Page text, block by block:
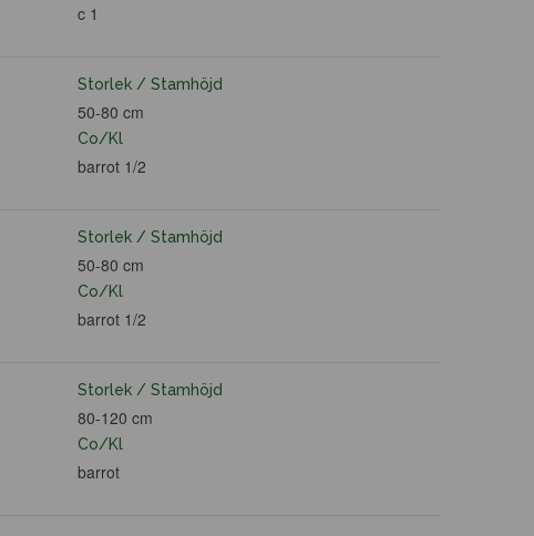
c 1
Storlek / Stamhöjd
50-80 cm
Co/Kl
barrot 1/2
Storlek / Stamhöjd
50-80 cm
Co/Kl
barrot 1/2
Storlek / Stamhöjd
80-120 cm
Co/Kl
barrot